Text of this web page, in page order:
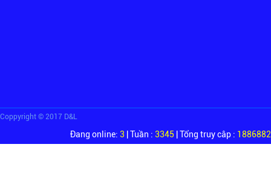
Coppyright © 2017 D&L
Đang online: 3 | Tuần : 3345 | Tổng truy câp : 1886882